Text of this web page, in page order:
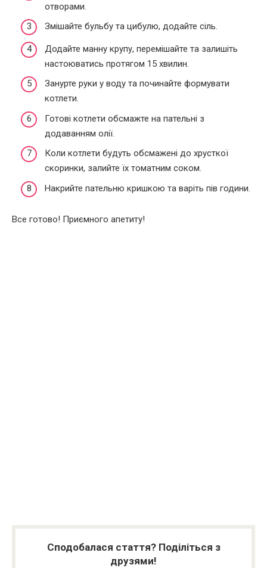
отворами.
Змішайте бульбу та цибулю, додайте сіль.
Додайте манну крупу, перемішайте та залишіть
настоюватись протягом 15 хвилин.
Занурте руки у воду та починайте формувати
котлети.
Готові котлети обсмажте на пательні з
додаванням олії.
Коли котлети будуть обсмажені до хрусткої
скоринки, залийте їх томатним соком.
Накрийте пательню кришкою та варіть пів години.
Все готово! Приємного апетиту!
Сподобалася стаття? Поділіться з
друзями!